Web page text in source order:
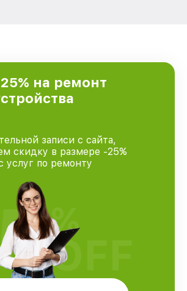
на ремонт
записи с сайта,
скидку в размере -25%
услуг по ремонту
%
OFF